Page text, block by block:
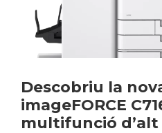
Descobriu la
imageFORCE
multifunció